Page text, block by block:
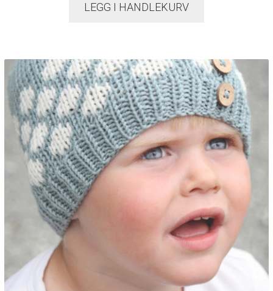
LEGG I HANDLEKURV